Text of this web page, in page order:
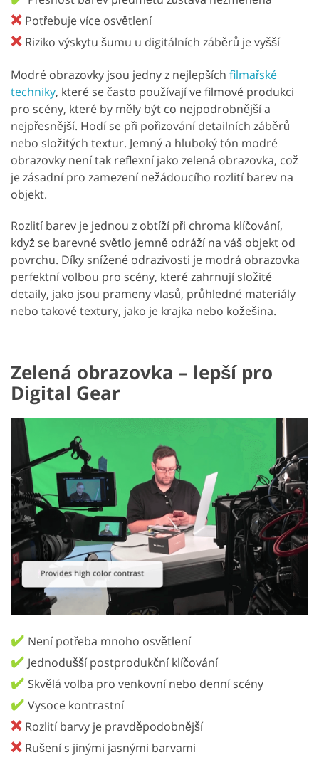
❌ Potřebuje více osvětlení
❌ Riziko výskytu šumu u digitálních záběrů je vyšší
Modré obrazovky jsou jedny z nejlepších filmařské
techniky, které se často používají ve filmové produkci
pro scény, které by měly být co nejpodrobnější a
nejpřesnější. Hodí se při pořizování detailních záběrů
nebo složitých textur. Jemný a hluboký tón modré
obrazovky není tak reflexní jako zelená obrazovka, což
je zásadní pro zamezení nežádoucího rozlití barev na
objekt.
Rozlití barev je jednou z obtíží při chroma klíčování,
když se barevné světlo jemně odráží na váš objekt od
povrchu. Díky snížené odrazivosti je modrá obrazovka
perfektní volbou pro scény, které zahrnují složité
detaily, jako jsou prameny vlasů, průhledné materiály
nebo takové textury, jako je krajka nebo kožešina.
Zelená obrazovka – lepší pro
Digital Gear
✔️ Není potřeba mnoho osvětlení
✔️ Jednodušší postprodukční klíčování
✔️ Skvělá volba pro venkovní nebo denní scény
✔️ Vysoce kontrastní
❌ Rozlití barvy je pravděpodobnější
❌ Rušení s jinými jasnými barvami